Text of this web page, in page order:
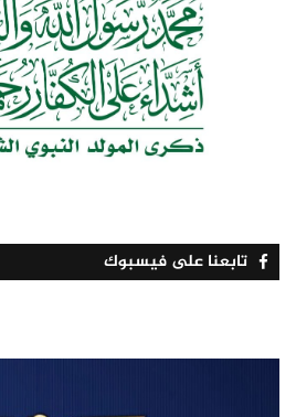
تابعنا على فيسبوك